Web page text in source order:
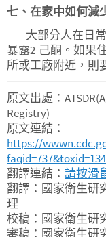
七、在家中如何減
大部分人在日
暴露2-己酮。如果
所或工廠附近，則
原文出處：
Registry)
原文連結：
https://
faqid=737&toxid=134
翻譯連結： 請按滑
翻譯：國家衛生研
理
校稿：國家衛生研
審稿：國家衛生研